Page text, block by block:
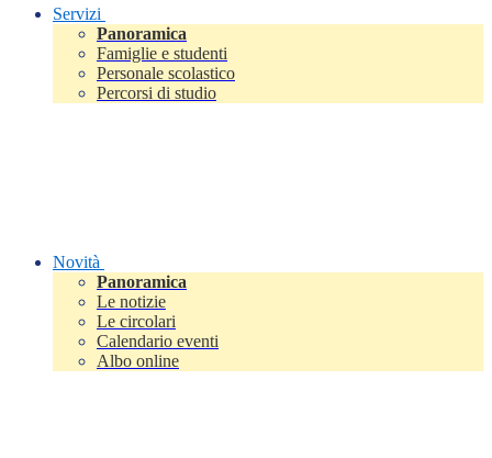
Servizi
Panoramica
Famiglie e studenti
Personale scolastico
Percorsi di studio
Novità
Panoramica
Le notizie
Le circolari
Calendario eventi
Albo online